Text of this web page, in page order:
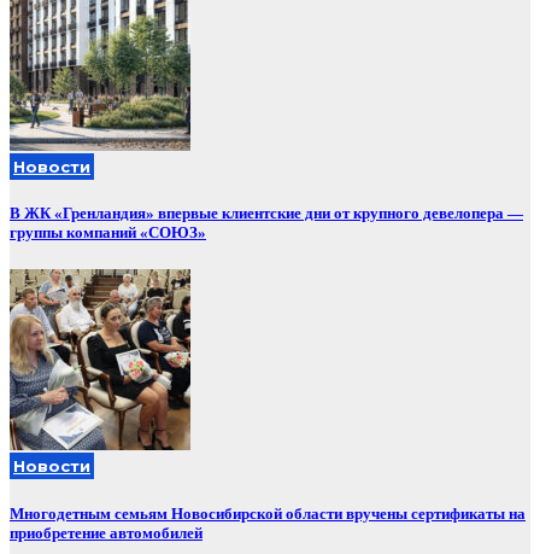
Новости
В ЖК «Гренландия» впервые клиентские дни от крупного девелопера —
группы компаний «СОЮЗ»
Новости
Многодетным семьям Новосибирской области вручены сертификаты на
приобретение автомобилей